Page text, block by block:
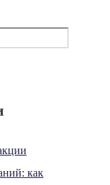
как